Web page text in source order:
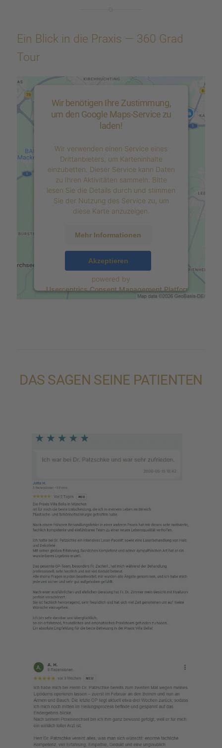
Ein Blick in die Praxis — 360 Grad
Tour
Wir benötigen Ihre Zustimmung,
um den Google Maps-Service zu
laden!
Wir verwenden einen Service eines
Drittanbieters, um Karteninhalte
einzubetten. Dieser Service kann Daten
zu Ihren Aktivitäten sammeln. Bitte
lesen Sie die Details durch und stimmen
Sie der Nutzung des Service zu, um
diese Karte anzuzeigen.
Mehr Informationen
Akzeptieren
powered by
Usercentrics Consent Management Platform
DAS SAGEN SEINE PATIENTEN